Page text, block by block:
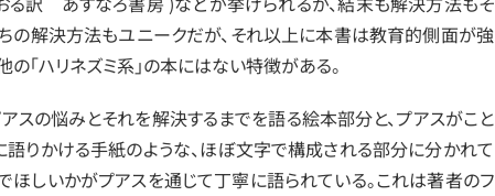
の解決方法もユニークだが、それ以上に本書は教育的側面が強
「ハリネズミ系」の本にはない特徴がある。
スの悩みとそれを解決するまでを語る絵本部分と、プアスがこと
りかける手紙のような、ほぼ文字で構成される部分に分かれて
ほしいかがプアスを通じて丁寧に語られている。これは著者のフ